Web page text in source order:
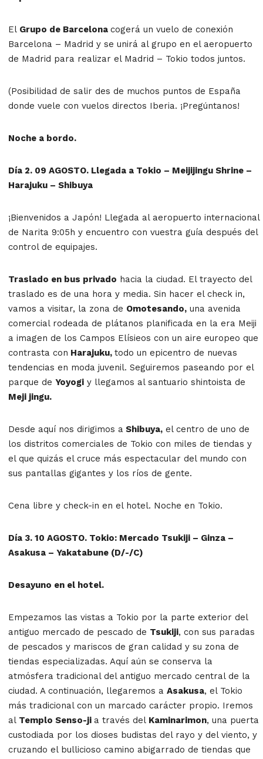
El Grupo de Barcelona cogerá un vuelo de conexión
Barcelona – Madrid y se unirá al grupo en el aeropuerto
de Madrid para realizar el Madrid – Tokio todos juntos.
(Posibilidad de salir des de muchos puntos de España
donde vuele con vuelos directos Iberia. ¡Pregúntanos!
Noche a bordo.
Día 2. 09 AGOSTO. Llegada a Tokio – Meijijingu Shrine –
Harajuku – Shibuya
¡Bienvenidos a Japón! Llegada al aeropuerto internacional
de Narita 9:05h y encuentro con vuestra guía después del
control de equipajes.
Traslado en bus privado hacia la ciudad. El trayecto del
traslado es de una hora y media. Sin hacer el check in,
vamos a visitar, la zona de Omotesando, una avenida
comercial rodeada de plátanos planificada en la era Meiji
a imagen de los Campos Elísieos con un aire europeo que
contrasta con Harajuku, todo un epicentro de nuevas
tendencias en moda juvenil. Seguiremos paseando por el
parque de Yoyogi y llegamos al santuario shintoista de
Meji jingu.
Desde aquí nos dirigimos a Shibuya, el centro de uno de
los distritos comerciales de Tokio con miles de tiendas y
el que quizás el cruce más espectacular del mundo con
sus pantallas gigantes y los ríos de gente.
Cena libre y check-in en el hotel. Noche en Tokio.
Día 3. 10 AGOSTO. Tokio: Mercado Tsukiji – Ginza –
Asakusa – Yakatabune (D/-/C)
Desayuno en el hotel.
Empezamos las vistas a Tokio por la parte exterior del
antiguo mercado de pescado de Tsukiji, con sus paradas
de pescados y mariscos de gran calidad y su zona de
tiendas especializadas. Aquí aún se conserva la
atmósfera tradicional del antiguo mercado central de la
ciudad. A continuación, llegaremos a Asakusa, el Tokio
más tradicional con un marcado carácter propio. Iremos
al Templo Senso-ji a través del Kaminarimon, una puerta
custodiada por los dioses budistas del rayo y del viento, y
cruzando el bullicioso camino abigarrado de tiendas que